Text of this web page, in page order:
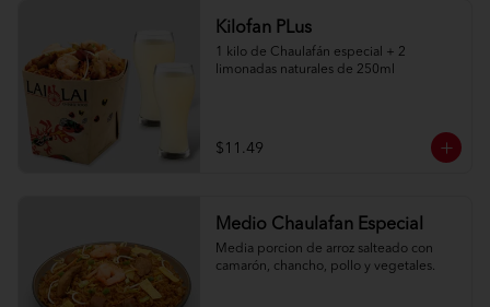
Kilofan PLus
1 kilo de Chaulafán especial + 2
limonadas naturales de 250ml
$11.49
Medio Chaulafan Especial
Media porcion de arroz salteado con
camarón, chancho, pollo y vegetales.